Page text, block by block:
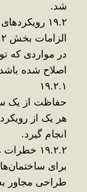
شد.
۱۹.۲
الزامات بخش
در مواردی
اصلاح شده
۱۹.۲.۱
حفاظت از یک
هر یک از
انجام گیرد.
۱۹.۲.۲ خطرات
برای
طراحی مجاور